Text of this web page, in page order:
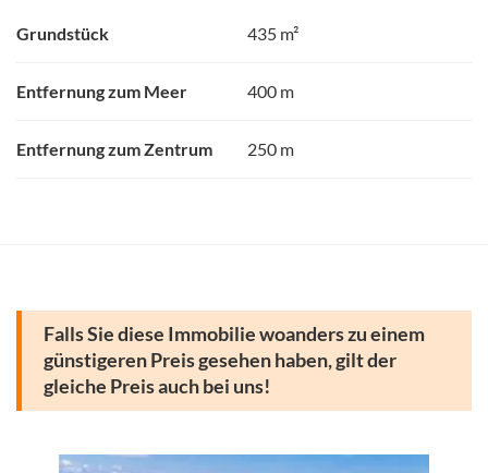
Grundstück 435 m²
Entfernung zum Meer 400 m
Entfernung zum Zentrum 250 m
Falls Sie diese Immobilie woanders zu einem
günstigeren Preis gesehen haben, gilt der
gleiche Preis auch bei uns!